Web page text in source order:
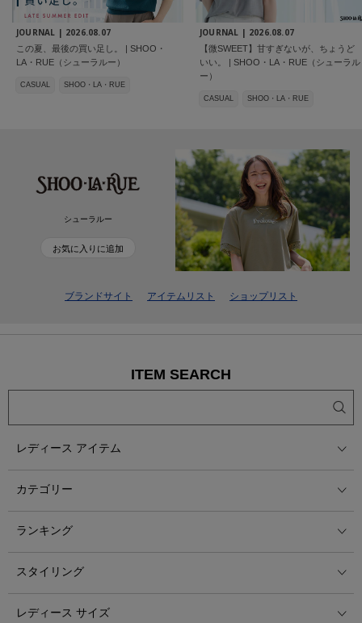
JOURNAL | 2026.08.07
この夏、最後の買い足し。 | SHOO・
LA・RUE（シューラルー）
CASUAL SHOO・LA・RUE
JOURNAL | 2026.08.07
【微SWEET】甘すぎないが、ちょうど
いい。 | SHOO・LA・RUE（シューラル
ー）
CASUAL SHOO・LA・RUE
シューラルー
お気に入りに追加
ブランドサイト アイテムリスト ショップリスト
ITEM SEARCH
レディース アイテム
カテゴリー
ランキング
スタイリング
レディース サイズ